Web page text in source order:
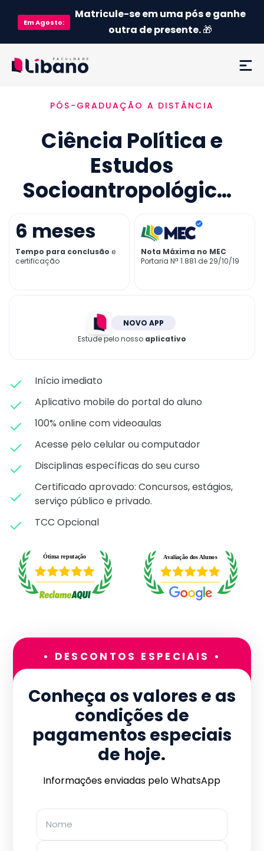
EmAgosto:
Matricule-se em uma pós e ganhe
outra de presente.🎁
Ementa
Como funciona
Credenciamento MEC
Já sou aluno
PÓS-GRADUAÇÃO A DISTÂNCIA
Ciência Política e
Estudos
Socioantropológicos
6 meses
Tempo para conclusão e
certificação
Nota Máxima no MEC
Portaria Nª 1.881 de 29/10/19
NOVO APP
Estude pelo nosso aplicativo
Início imediato
Aplicativo mobile do portal do aluno
100% online com videoaulas
Acesse pelo celular ou computador
Disciplinas específicas do seu curso
Certificado aprovado: Concursos, estágios,
serviço público e privado.
TCC Opcional
• DESCONTOS ESPECIAIS •
Conheça os valores e as
condições de
pagamentos especiais
de hoje.
Informações enviadas pelo WhatsApp